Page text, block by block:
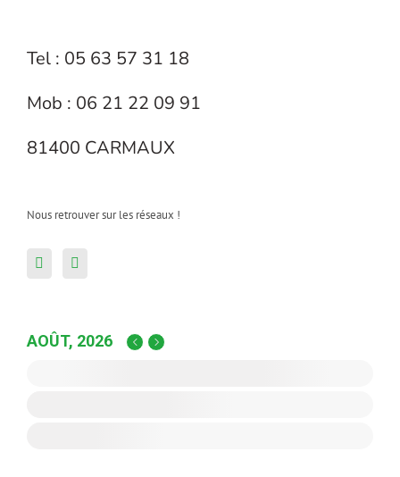
Tel : 05 63 57 31 18
Mob : 06 21 22 09 91
81400 CARMAUX
Nous retrouver sur les réseaux !
AOÛT, 2026